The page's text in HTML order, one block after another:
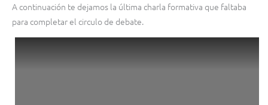
A continuación te dejamos la última charla formativa que faltaba
para completar el circulo de debate.